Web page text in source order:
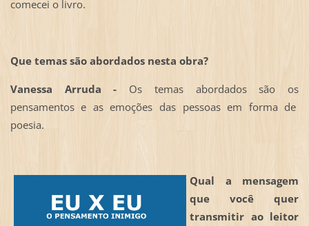
comecei o livro.
Que temas são abordados nesta obra?
Vanessa Arruda - Os temas abordados são os
pensamentos e as emoções das pessoas em forma de
poesia.
Qual a mensagem
que você quer
transmitir ao leitor